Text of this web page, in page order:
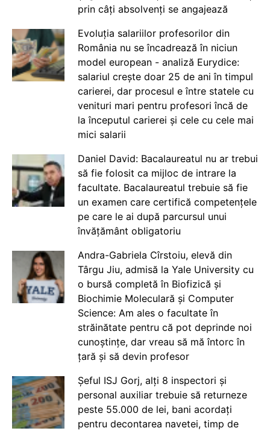
prin câți absolvenți se angajează
Evoluția salariilor profesorilor din
România nu se încadrează în niciun
model european - analiză Eurydice:
salariul crește doar 25 de ani în timpul
carierei, dar procesul e între statele cu
venituri mari pentru profesori încă de
la începutul carierei și cele cu cele mai
mici salarii
Daniel David: Bacalaureatul nu ar trebui
să fie folosit ca mijloc de intrare la
facultate. Bacalaureatul trebuie să fie
un examen care certifică competențele
pe care le ai după parcursul unui
învățământ obligatoriu
Andra-Gabriela Cîrstoiu, elevă din
Târgu Jiu, admisă la Yale University cu
o bursă completă în Biofizică și
Biochimie Moleculară și Computer
Science: Am ales o facultate în
străinătate pentru că pot deprinde noi
cunoștințe, dar vreau să mă întorc în
țară și să devin profesor
Șeful ISJ Gorj, alți 8 inspectori și
personal auxiliar trebuie să returneze
peste 55.000 de lei, bani acordați
pentru decontarea navetei, timp de